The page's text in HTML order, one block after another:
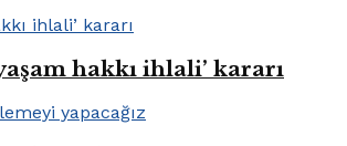
hakkı ihlali’ kararı